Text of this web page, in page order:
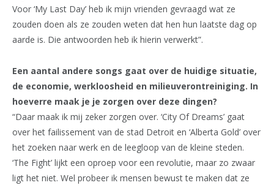
Voor ‘My Last Day’ heb ik mijn vrienden gevraagd wat ze
zouden doen als ze zouden weten dat hen hun laatste dag op
aarde is. Die antwoorden heb ik hierin verwerkt”.
Een aantal andere songs gaat over de huidige situatie,
de economie, werkloosheid en milieuverontreiniging. In
hoeverre maak je je zorgen over deze dingen?
“Daar maak ik mij zeker zorgen over. ‘City Of Dreams’ gaat
over het failissement van de stad Detroit en ‘Alberta Gold’ over
het zoeken naar werk en de leegloop van de kleine steden.
‘The Fight’ lijkt een oproep voor een revolutie, maar zo zwaar
ligt het niet. Wel probeer ik mensen bewust te maken dat ze